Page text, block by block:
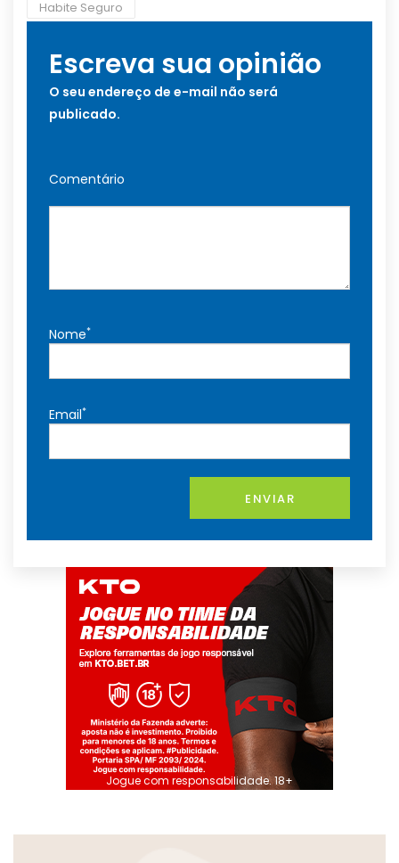
Habite Seguro
Escreva sua opinião
O seu endereço de e-mail não será
publicado.
Comentário
Nome*
Email*
ENVIAR
Jogue com responsabilidade. 18+